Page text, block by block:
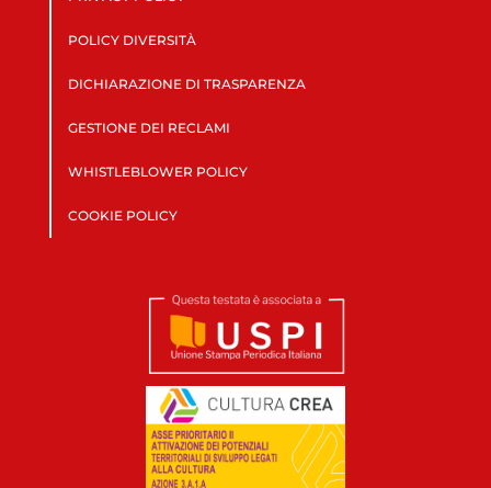
POLICY DIVERSITÀ
DICHIARAZIONE DI TRASPARENZA
GESTIONE DEI RECLAMI
WHISTLEBLOWER POLICY
COOKIE POLICY